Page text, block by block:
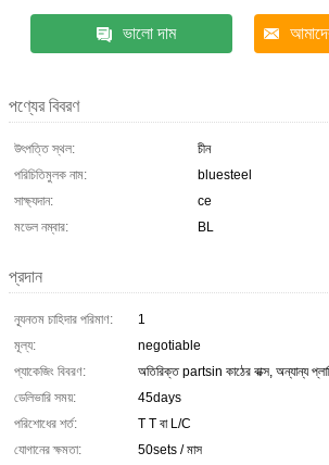
ভালো দাম
পণ্যের বিবরণ
উৎপত্তি স্থল:
চীন
পরিচিতিমুলক নাম:
bluesteel
সাক্ষ্যদান:
ce
মডেল নম্বার:
BL
প্রদান
ন্যূনতম চাহিদার পরিমাণ:
1
মূল্য:
negotiable
প্যাকেজিং বিবরণ:
অতিরিক্ত partsin কাঠের বাক্স, অন্যান্য
ডেলিভারি সময়:
45days
পরিশোধের শর্ত:
T T বা L/C
যোগানের ক্ষমতা:
50sets / মাস